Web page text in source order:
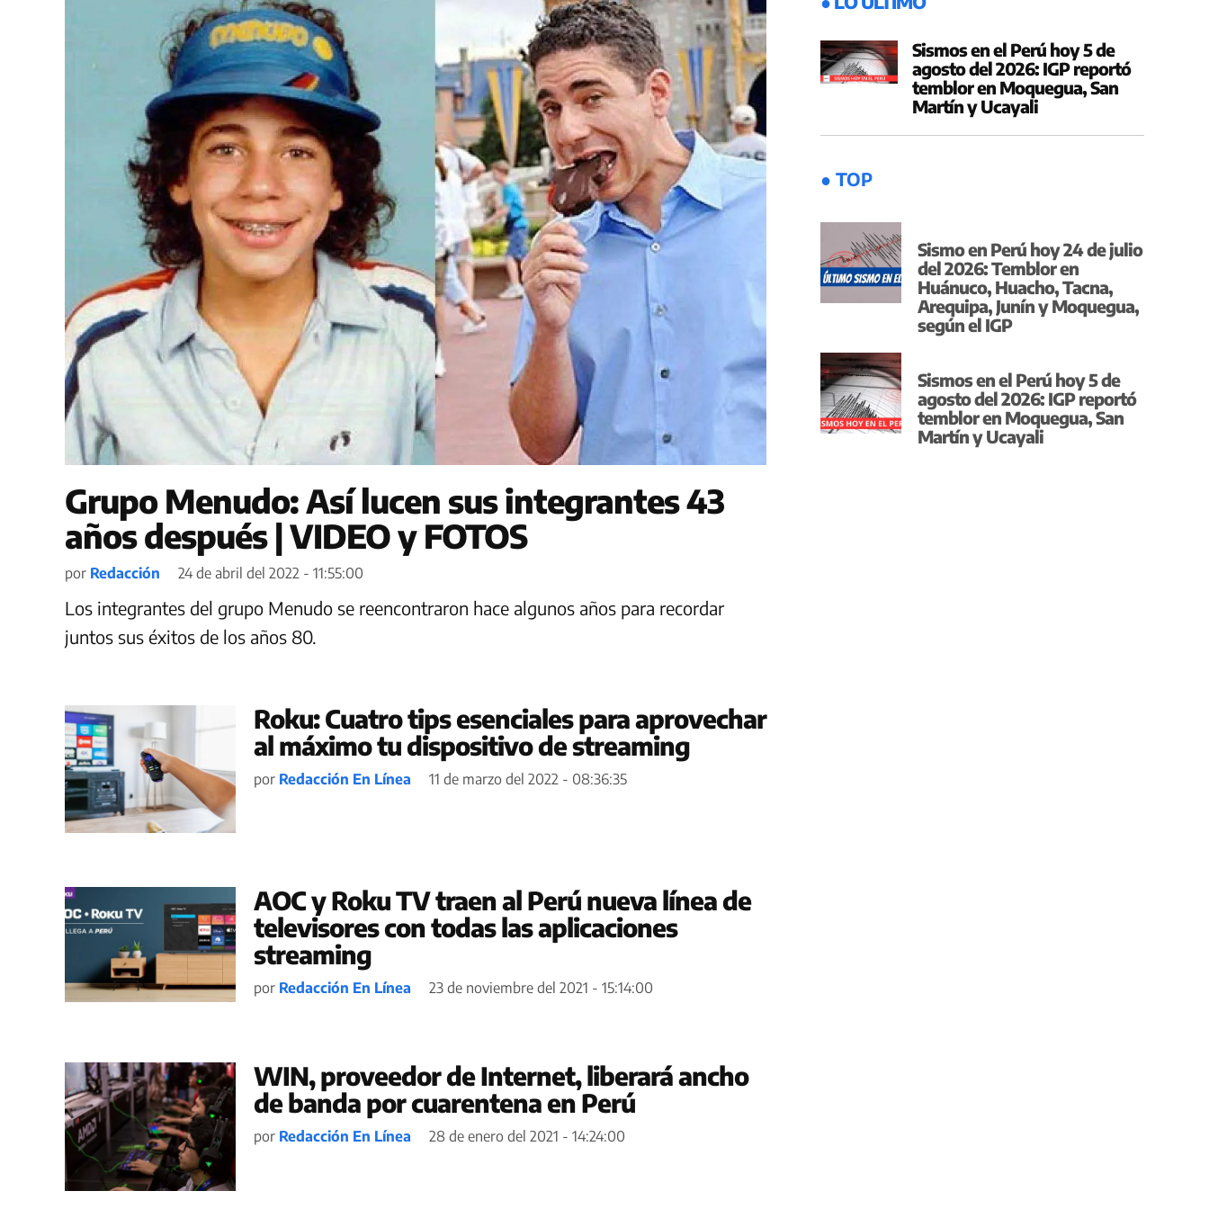
Grupo Menudo: Así lucen sus integrantes 43
años después | VIDEO y FOTOS
por Redacción 24 de abril del 2022 - 11:55:00
Los integrantes del grupo Menudo se reencontraron hace algunos años para recordar
juntos sus éxitos de los años 80.
Roku: Cuatro tips esenciales para aprovechar
al máximo tu dispositivo de streaming
por Redacción En Línea 11 de marzo del 2022 - 08:36:35
AOC y Roku TV traen al Perú nueva línea de
televisores con todas las aplicaciones
streaming
por Redacción En Línea 23 de noviembre del 2021 - 15:14:00
WIN, proveedor de Internet, liberará ancho
de banda por cuarentena en Perú
por Redacción En Línea 28 de enero del 2021 - 14:24:00
Sismos en el Perú hoy 5 de
agosto del 2026: IGP reportó
temblor en Moquegua, San
Martín y Ucayali
● TOP
Sismo en Perú hoy 24 de julio
del 2026: Temblor en
Huánuco, Huacho, Tacna,
Arequipa, Junín y Moquegua,
según el IGP
Sismos en el Perú hoy 5 de
agosto del 2026: IGP reportó
temblor en Moquegua, San
Martín y Ucayali